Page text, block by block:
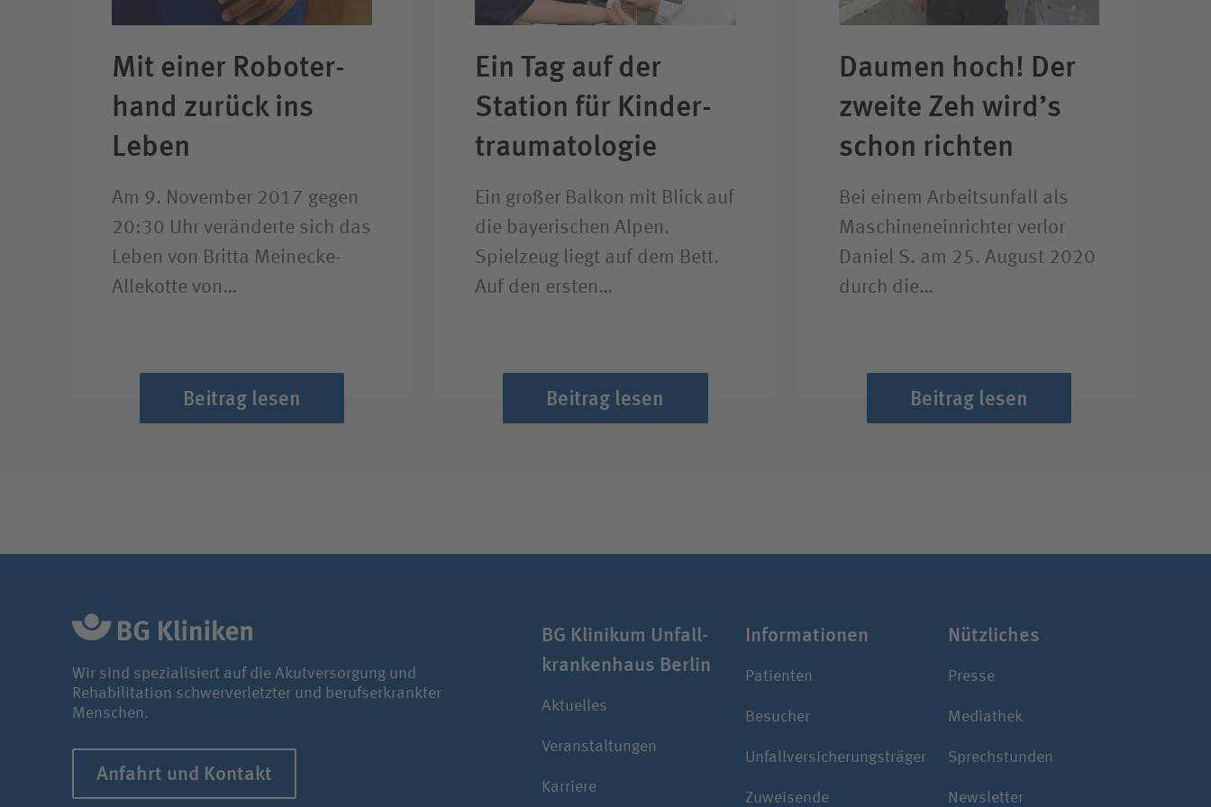
Mit einer Roboter­
hand zurück ins
Leben
Am 9. November 2017 gegen
20:30 Uhr veränderte sich das
Leben von Britta Meinecke-
Allekotte von…
Beitrag lesen
Ein Tag auf der
Station für Kinder­
trauma­tologie
Ein großer Balkon mit Blick auf
die bayerischen Alpen.
Spielzeug liegt auf dem Bett.
Auf den ersten…
Beitrag lesen
Daumen hoch! Der
zweite Zeh wird’s
schon richten
Bei einem Arbeitsunfall als
Maschineneinrichter verlor
Daniel S. am 25. August 2020
durch die…
Beitrag lesen
Wir sind spezialisiert auf die Akutversorgung und
Rehabilitation schwerverletzter und berufserkrankter
Menschen.
Anfahrt und Kontakt
BG Klinikum Unfall­
kranken­haus Berlin
Aktuelles
Veranstaltungen
Karriere
Infor­ma­ti­onen
Patienten
Besucher
Unfallversicherungsträger
Zuweisende
Nützliches
Presse
Mediathek
Sprechstunden
Newsletter